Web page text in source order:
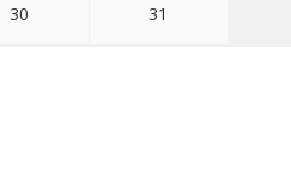
30 31